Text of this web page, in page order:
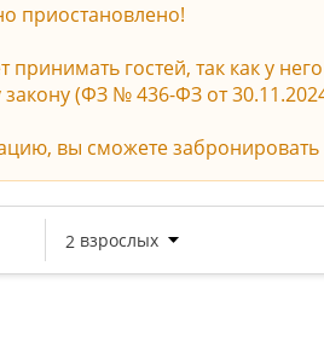
приостановлено!
гостей, так как у
(ФЗ № 436-ФЗ от
вы сможете забронировать